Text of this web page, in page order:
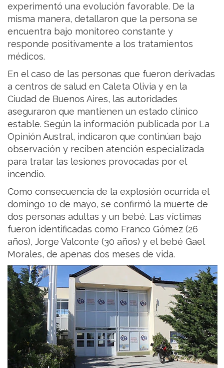
experimentó una evolución favorable. De la
misma manera, detallaron que la persona se
encuentra bajo monitoreo constante y
responde positivamente a los tratamientos
médicos.
En el caso de las personas que fueron derivadas
a centros de salud en Caleta Olivia y en la
Ciudad de Buenos Aires, las autoridades
aseguraron que mantienen un estado clínico
estable. Según la información publicada por La
Opinión Austral, indicaron que continúan bajo
observación y reciben atención especializada
para tratar las lesiones provocadas por el
incendio.
Como consecuencia de la explosión ocurrida el
domingo 10 de mayo, se confirmó la muerte de
dos personas adultas y un bebé. Las víctimas
fueron identificadas como Franco Gómez (26
años), Jorge Valconte (30 años) y el bebé Gael
Morales, de apenas dos meses de vida.